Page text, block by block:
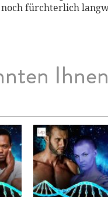
fürchterlich